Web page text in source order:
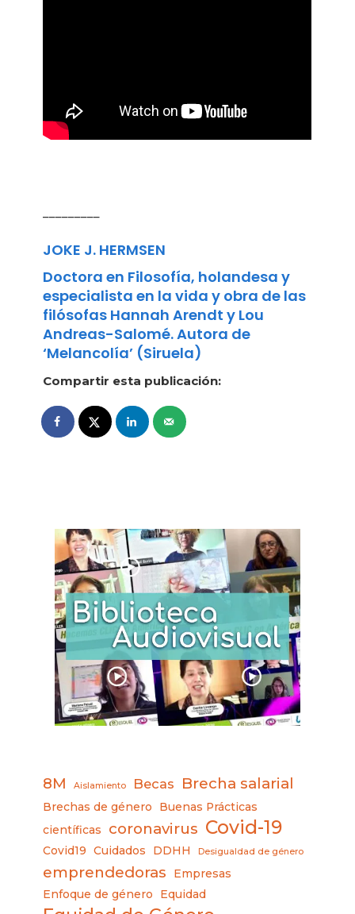
JOKE J. HERMSEN
Doctora en Filosofía, holandesa y
especialista en la vida y obra de las
filósofas Hannah Arendt y Lou
Andreas-Salomé. Autora de
‘Melancolía’ (Siruela)
Compartir esta publicación:
8M Aislamiento Becas Brecha salarial
Brechas de género
Buenas Prácticas
científicas
coronavirus Covid-19
Covid19 Cuidados DDHH Desigualdad de género
emprendedoras
Empresas
Enfoque de género
Equidad